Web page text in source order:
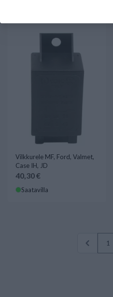
Vilkkurele MF, Ford, Valmet,
Case IH, JD
40,30 €
Saatavilla
1